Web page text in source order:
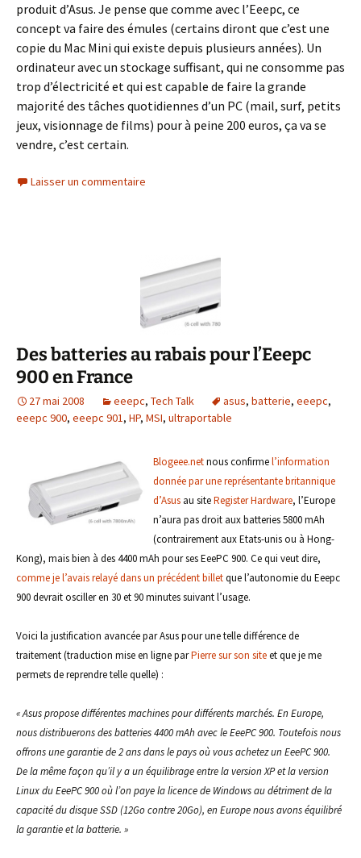
produit d’Asus. Je pense que comme avec l’Eeepc, ce
concept va faire des émules (certains diront que c’est une
copie du Mac Mini qui existe depuis plusieurs années). Un
ordinateur avec un stockage suffisant, qui ne consomme pas
trop d’électricité et qui est capable de faire la grande
majorité des tâches quotidiennes d’un PC (mail, surf, petits
jeux, visionnage de films) pour à peine 200 euros, ça va se
vendre, c’est certain.
Laisser un commentaire
Des batteries au rabais pour l’Eeepc
900 en France
27 mai 2008 eeepc, Tech Talk asus, batterie, eeepc,
eeepc 900, eeepc 901, HP, MSI, ultraportable
Blogeee.netnous confirmel’information
donnée par unereprésentante britannique
d’Asus au siteRegister Hardware, l’Europe
n’aura pas droit aux batteries 5800 mAh
(contrairement aux Etats-unis ou à Hong-
Kong), mais bien à des 4400 mAh pour ses EeePC 900. Ce qui veut dire,
comme je l’avais relayé dans un précédent billetque l’autonomie du Eeepc
900 devrait osciller en 30 et 90 minutes suivant l’usage.
Voici la justification avancée par Asus pour une telle différence de
traitement (traduction mise en ligne parPierre sur son siteet que je me
permets de reprendre telle quelle) :
« Asus propose différentes machines pour différents marchés. En Europe,
nous distribuerons des batteries 4400 mAh avec le EeePC 900. Toutefois nous
offrons une garantie de 2 ans dans le pays où vous achetez un EeePC 900.
De la même façon qu’il y a un équilibrage entre la version XP et la version
Linux du EeePC 900 où l’on paye la licence de Windows au détriment de la
capacité du disque SSD (12Go contre 20Go), en Europe nous avons équilibré
la garantie et la batterie. »